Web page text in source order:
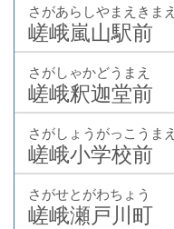
さがあらしやまえきまえ
嵯峨嵐山駅前
さがしゃかどうまえ
嵯峨釈迦堂前
さがしょうがっこうまえ
嵯峨小学校前
さがせとがわちょう
嵯峨瀬戸川町